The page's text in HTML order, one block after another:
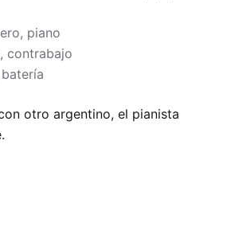
piano
contrabajo
otro argentino, el pianista